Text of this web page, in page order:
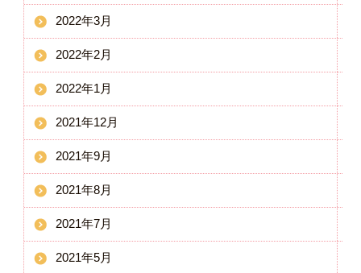
2022年3月
2022年2月
2022年1月
2021年12月
2021年9月
2021年8月
2021年7月
2021年5月